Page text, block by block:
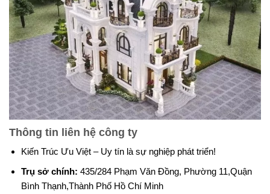
Thông tin liên hệ công ty
Kiến Trúc Ưu Việt – Uy tín là sự nghiệp phát triển!
Trụ sở chính: 435/284 Phạm Văn Đồng, Phường 11,Quận
Bình Thạnh,Thành Phố Hồ Chí Minh